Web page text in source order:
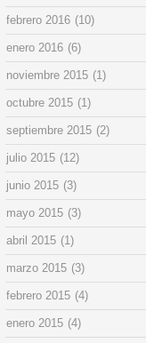
febrero 2016 (10)
enero 2016 (6)
noviembre 2015 (1)
octubre 2015 (1)
septiembre 2015 (2)
julio 2015 (12)
junio 2015 (3)
mayo 2015 (3)
abril 2015 (1)
marzo 2015 (3)
febrero 2015 (4)
enero 2015 (4)